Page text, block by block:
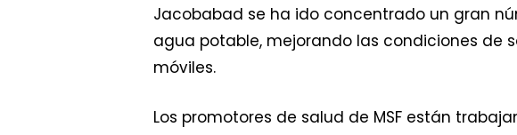
Jacobabad se ha ido concentrado un gran
agua potable, mejorando las condiciones de
móviles.
Los promotores de salud de MSF están